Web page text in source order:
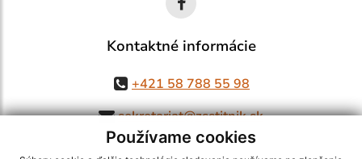
Používame cookies
Kontaktné informácie
+421 58 788 55 98
sekretariat@zsstitnik.sk